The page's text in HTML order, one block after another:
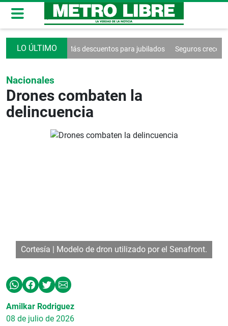
en Vamos Más descuentos para jubilados Seguros crecen
Nacionales
Drones combaten la
delincuencia
Cortesía | Modelo de dron utilizado por el Senafront.
Amilkar Rodriguez
08 de julio de 2026